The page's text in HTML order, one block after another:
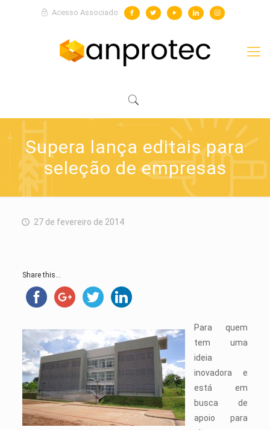
Acesso Associado
Supera lança editais para
seleção de empresas
27 de fevereiro de 2014
Share this...
Para quem
tem uma
ideia
inovadora e
está em
busca de
apoio para